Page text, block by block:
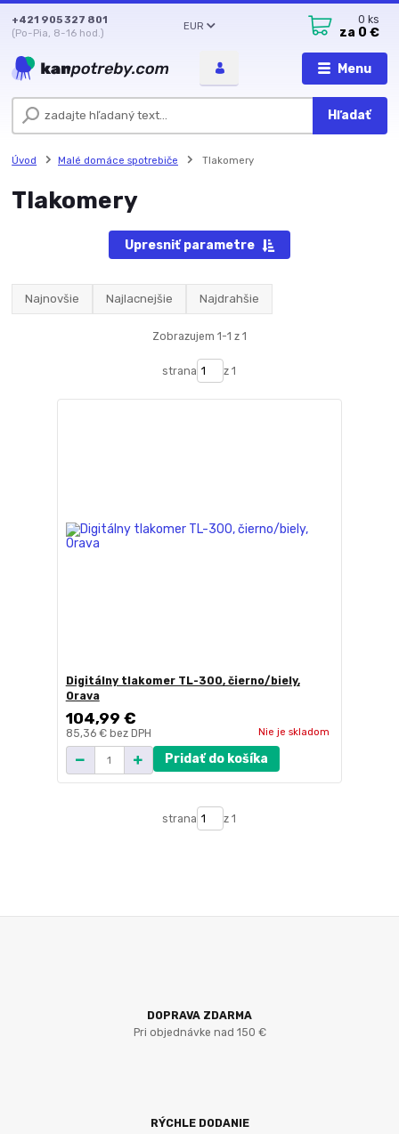
Menu
EUR
Hľadať
+421 905 327 801
(Po-Pia, 8-16 hod.)
0 ks
za 0 €
Úvod Malé domáce spotrebiče Tlakomery
Tlakomery
Upresniť parametre
Najnovšie Najlacnejšie Najdrahšie
Zobrazujem 1-1 z 1
strana z 1
Digitálny tlakomer TL-300, čierno/biely,
Orava
104,99 €
85,36 € bez DPH Nie je skladom
Pridať do košíka
strana z 1
DOPRAVA ZDARMA
Pri objednávke nad 150 €
RÝCHLE DODANIE